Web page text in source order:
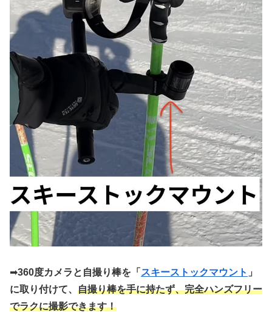
➡︎360度カメラと自撮り棒を「 スキーストックマウント 」
に取り付けて、 自撮り棒を手に持たず、完全ハンズフリー
でラクに撮影できます！